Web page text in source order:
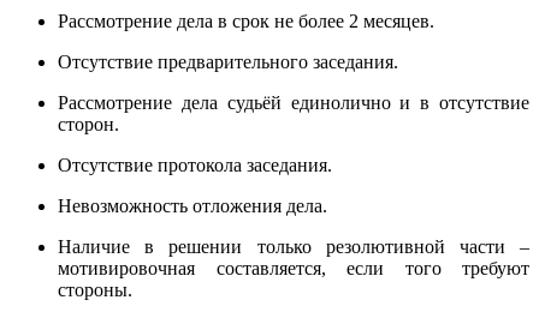
Рассмотрение дела в срок не более 2 месяцев.
Отсутствие предварительного заседания.
Рассмотрение дела судьёй единолично и в отсутствие
сторон.
Отсутствие протокола заседания.
Невозможность отложения дела.
Наличие в решении только резолютивной части –
мотивировочная составляется, если того требуют
стороны.